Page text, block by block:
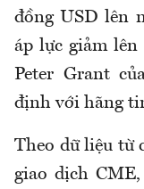
đồng USD lên
áp lực giảm lên
Peter Grant
định với hãng
Theo dữ liệu từ
giao dịch